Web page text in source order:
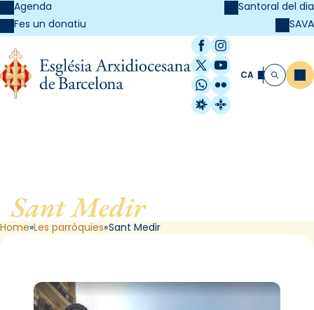
Agenda
Fes un donatiu
Santoral del dia
SAVA
Facebook
Instagram
X / Twitter
YouTube
WhatsApp
Flickr
Radio Estel
Catalunya
CA Cerca
Sant Medir, de Barcelona
Home Les parròquies Sant Medir